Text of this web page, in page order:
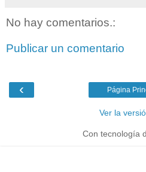
No hay comentarios.:
Publicar un comentario
‹ Página
Ver la
Con tecnología